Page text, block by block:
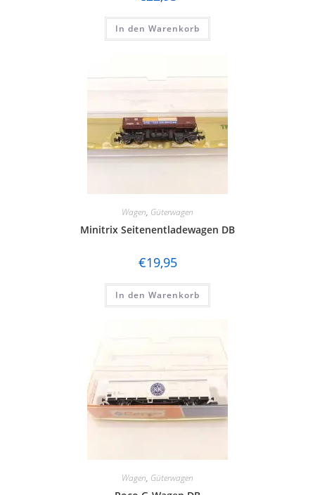
In den Warenkorb
Wagen, Güterwagen
Minitrix Seitenentladewagen DB
€19,95
In den Warenkorb
Wagen, Güterwagen